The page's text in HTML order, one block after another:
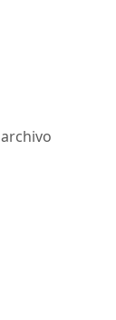
archivo